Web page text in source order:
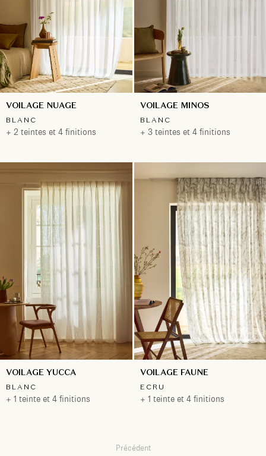
VOILAGE NUAGE
BLANC
+ 2 teintes et 4 finitions
VOILAGE MINOS
BLANC
+ 3 teintes et 4 finitions
VOILAGE YUCCA
BLANC
+ 1 teinte et 4 finitions
VOILAGE FAUNE
ECRU
+ 1 teinte et 4 finitions
Précédent